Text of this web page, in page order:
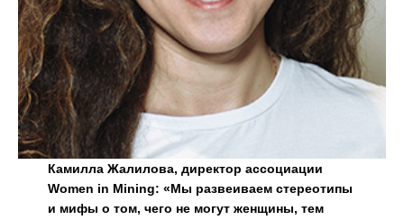
Камилла Жалилова, директор ассоциации
Women in Mining: «Мы развеиваем стереотипы
и мифы о том, чего не могут женщины, тем